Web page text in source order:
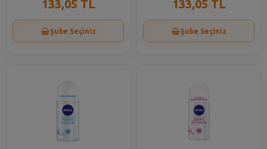
133,05 TL
Şube Seçiniz
133,05 TL
Şube Seçiniz